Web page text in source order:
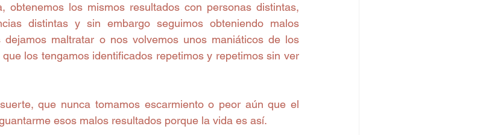
obtenemos los mismos resultados con personas distintas,
distintas y sin embargo seguimos obteniendo malos
dejamos maltratar o nos volvemos unos maniáticos de los
los tengamos identificados repetimos y repetimos sin ver
que nunca tomamos escarmiento o peor aún que el
esos malos resultados porque la vida es así.